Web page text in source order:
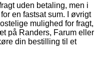
uden betaling, men i
en fastsat sum. I øvrigt
mulighed for fragt,
på Randers, Farum eller
din bestilling til et